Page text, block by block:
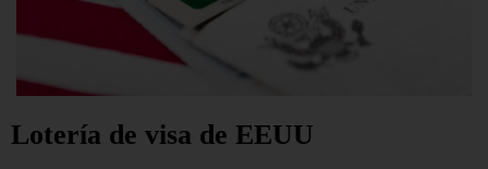
Lotería de visa de EEUU